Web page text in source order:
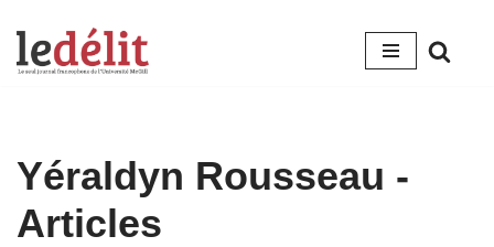
Aller
Yéraldyn Rousseau -
Articles